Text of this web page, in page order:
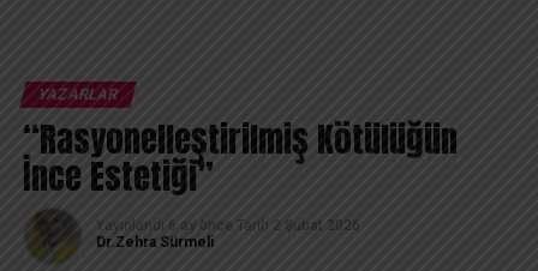
YAZARLAR
“Rasyonelleştirilmiş Kötülüğün
İnce Estetiği”
Yayınlandı 6 ay önce Tarih 2 Şubat 2026
Dr.Zehra Sürmeli